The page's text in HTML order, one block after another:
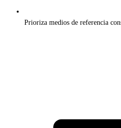
Prioriza medios de referencia